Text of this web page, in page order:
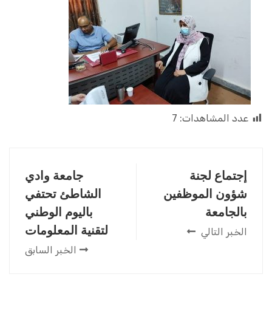
عدد المشاهدات: 7
جامعة وادي
الشاطئ تحتفي
باليوم الوطني
لتقنية المعلومات
الخبر السابق
إجتماع لجنة
شؤون الموظفين
بالجامعة
الخبر التالي